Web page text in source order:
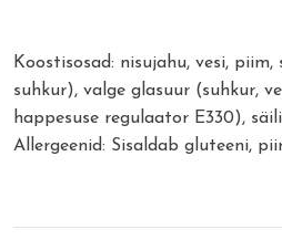
Koostisosad: nisujahu, vesi,
suhkur), valge glasuur (suhkur,
happesuse regulaator E330),
Allergeenid: Sisaldab gluteeni,